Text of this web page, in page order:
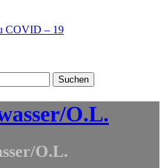
COVID – 19
O.L.
O.L.